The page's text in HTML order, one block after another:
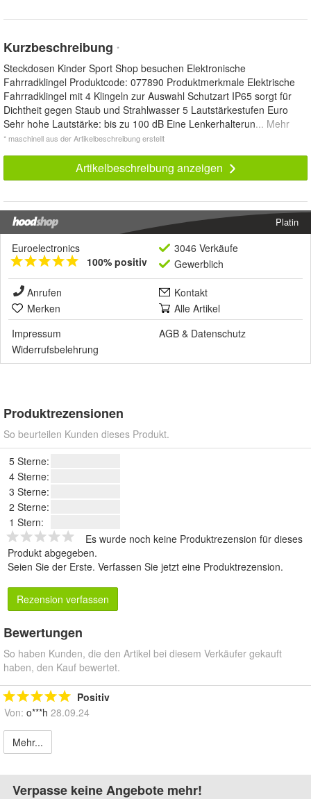
Kurzbeschreibung *
Steckdosen Kinder Sport Shop besuchen Elektronische
Fahrradklingel Produktcode: 077890 Produktmerkmale Elektrische
Fahrradklingel mit 4 Klingeln zur Auswahl Schutzart IP65 sorgt für
Dichtheit gegen Staub und Strahlwasser 5 Lautstärkestufen Euro
Sehr hohe Lautstärke: bis zu 100 dB Eine Lenkerhalterun... Mehr
* maschinell aus der Artikelbeschreibung erstellt
Artikelbeschreibung anzeigen
Platin
Euroelectronics
100% positiv
3046 Verkäufe
Gewerblich
Anrufen
Kontakt
Merken
Alle Artikel
Impressum
AGB & Datenschutz
Widerrufsbelehrung
Produktrezensionen
So beurteilen Kunden dieses Produkt.
5 Sterne:
4 Sterne:
3 Sterne:
2 Sterne:
1 Stern:
Es wurde noch keine Produktrezension für dieses
Produkt abgegeben.
Seien Sie der Erste. Verfassen Sie jetzt eine Produktrezension.
Rezension verfassen
Bewertungen
So haben Kunden, die den Artikel bei diesem Verkäufer gekauft
haben, den Kauf bewertet.
Positiv
Von: o***h 28.09.24
Mehr...
Verpasse keine Angebote mehr!